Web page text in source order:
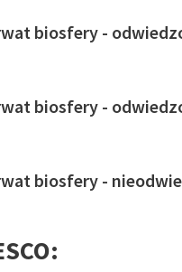
biosfery -
biosfery -
biosfery -